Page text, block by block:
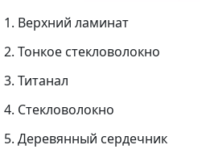
1. Верхний ламинат
2. Тонкое стекловолокно
3. Титанал
4. Cтекловолокно
5. Деревянный сердечник